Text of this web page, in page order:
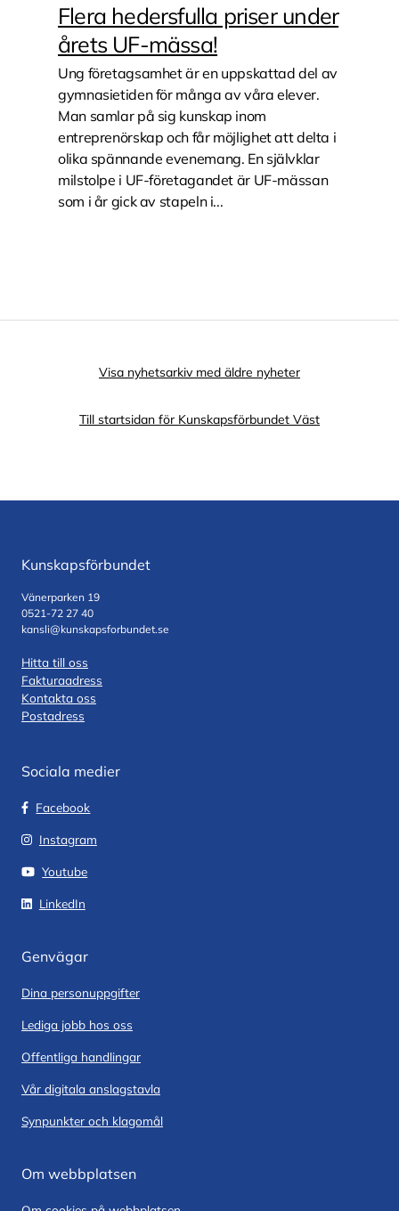
Flera hedersfulla priser under
årets UF-mässa!
Ung företagsamhet är en uppskattad del av
gymnasietiden för många av våra elever.
Man samlar på sig kunskap inom
entreprenörskap och får möjlighet att delta i
olika spännande evenemang. En självklar
milstolpe i UF-företagandet är UF-mässan
som i år gick av stapeln i...
Visa nyhetsarkiv med äldre nyheter
Till startsidan för Kunskapsförbundet Väst
Kunskapsförbundet
Vänerparken 19
0521-72 27 40
kansli@kunskapsforbundet.se
Hitta till oss
Fakturaadress
Kontakta oss
Postadress
Sociala medier
Facebook
Instagram
Youtube
LinkedIn
Genvägar
Dina personuppgifter
Lediga jobb hos oss
Offentliga handlingar
Vår digitala anslagstavla
Synpunkter och klagomål
Om webbplatsen